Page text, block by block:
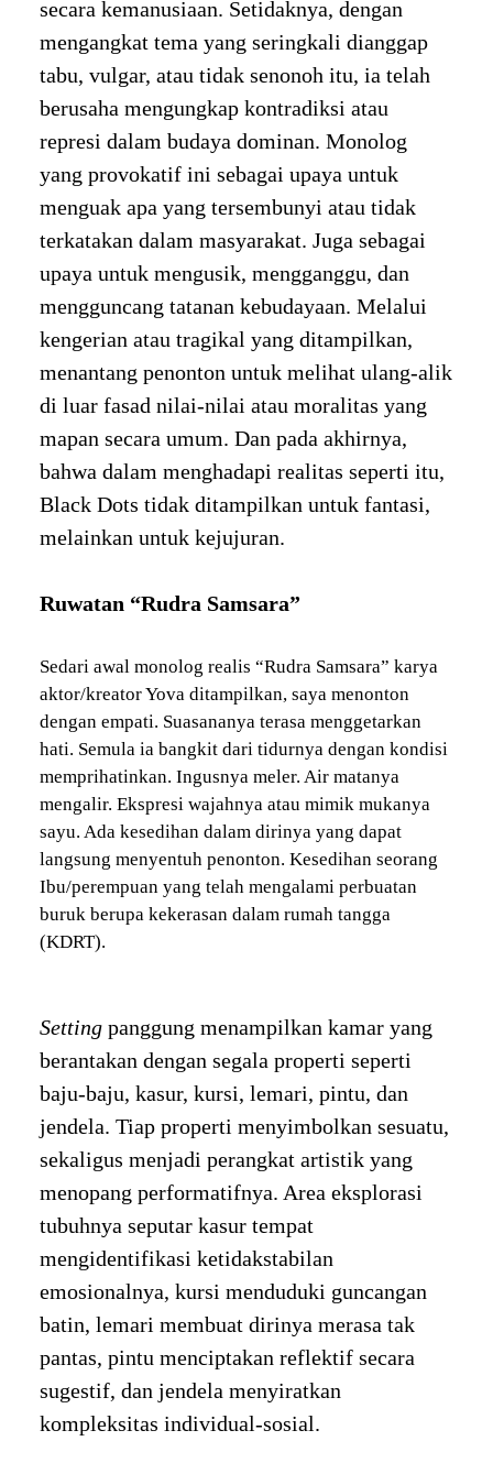
secara kemanusiaan. Setidaknya, dengan
mengangkat tema yang seringkali dianggap
tabu, vulgar, atau tidak senonoh itu, ia telah
berusaha mengungkap kontradiksi atau
represi dalam budaya dominan. Monolog
yang provokatif ini sebagai upaya untuk
menguak apa yang tersembunyi atau tidak
terkatakan dalam masyarakat. Juga sebagai
upaya untuk mengusik, mengganggu, dan
mengguncang tatanan kebudayaan. Melalui
kengerian atau tragikal yang ditampilkan,
menantang penonton untuk melihat ulang-alik
di luar fasad nilai-nilai atau moralitas yang
mapan secara umum. Dan pada akhirnya,
bahwa dalam menghadapi realitas seperti itu,
Black Dots tidak ditampilkan untuk fantasi,
melainkan untuk kejujuran.
Ruwatan “Rudra Samsara”
Sedari awal monolog realis “Rudra Samsara” karya
aktor/kreator Yova ditampilkan, saya menonton
dengan empati. Suasananya terasa menggetarkan
hati. Semula ia bangkit dari tidurnya dengan kondisi
memprihatinkan. Ingusnya meler. Air matanya
mengalir. Ekspresi wajahnya atau mimik mukanya
sayu. Ada kesedihan dalam dirinya yang dapat
langsung menyentuh penonton. Kesedihan seorang
Ibu/perempuan yang telah mengalami perbuatan
buruk berupa kekerasan dalam rumah tangga
(KDRT).
Settingpanggung menampilkan kamar yang
berantakan dengan segala properti seperti
baju-baju, kasur, kursi, lemari, pintu, dan
jendela. Tiap properti menyimbolkan sesuatu,
sekaligus menjadi perangkat artistik yang
menopang performatifnya. Area eksplorasi
tubuhnya seputar kasur tempat
mengidentifikasi ketidakstabilan
emosionalnya, kursi menduduki guncangan
batin, lemari membuat dirinya merasa tak
pantas, pintu menciptakan reflektif secara
sugestif, dan jendela menyiratkan
kompleksitas individual-sosial.